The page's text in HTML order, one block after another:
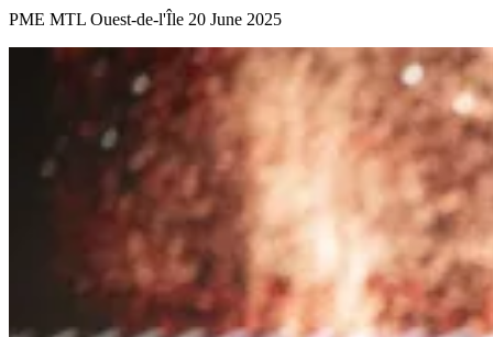
PME MTL Ouest-de-l'Île 20 June 2025